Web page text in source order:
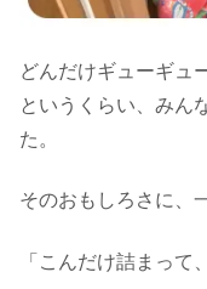
どんだけギューギュ
というくらい、みん
た。
そのおもしろさに、
「こんだけ詰まって